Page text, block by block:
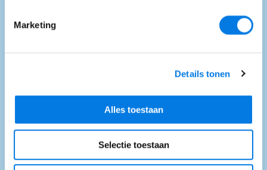
Marketing
Details tonen
Alles toestaan
Selectie toestaan
6 jul 2026